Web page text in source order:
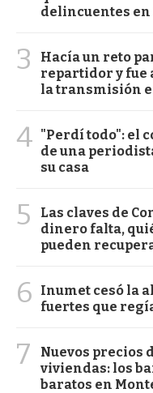
delincuentes en
3
Hacía un reto
repartidor y fue
la transmisión
4 "Perdí todo": el
de una
su casa
5
Las claves de
dinero falta,
pueden
6
Inumet cesó la
fuertes que
7
Nuevos precios
viviendas: los
baratos en